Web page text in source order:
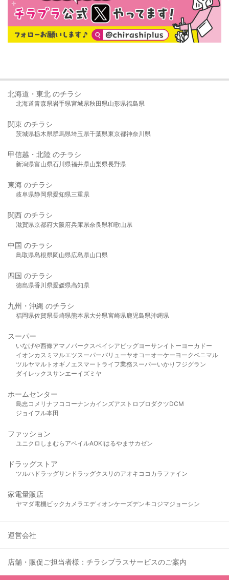
北海道・東北 のチラシ
北海道青森県岩手県宮城県秋田県山形県福島県
関東 のチラシ
茨城県栃木県群馬県埼玉県千葉県東京都神奈川県
甲信越・北陸 のチラシ
新潟県富山県石川県福井県山梨県長野県
東海 のチラシ
岐阜県静岡県愛知県三重県
関西 のチラシ
滋賀県京都府大阪府兵庫県奈良県和歌山県
中国 のチラシ
鳥取県島根県岡山県広島県山口県
四国 のチラシ
徳島県香川県愛媛県高知県
九州・沖縄 のチラシ
福岡県佐賀県長崎県熊本県大分県宮崎県鹿児島県沖縄県
スーパー
いなげや西條アマノパークスベイシア ビッグヨーサンイトーヨーカドー
イオンカスミ マルエツスーパーバリューヤオコーオーケー ヨークベニマル
ツルヤマルト オギノ エスマート ライフ業務スーパーいかり フジグラン
ダイレックスサンエーイズミヤ
ホームセンター
島忠 コメリ ナフコ コーナンカインズアストロプロダクツDCM
ジョイフル本田
ファッション
ユニクロ しまむら アベイルAOKIはるやま サカゼン
ドラッグストア
ツルハドラッグサンドラッグクスリのアオキ ココカラファイン
家電量販店
ヤマダ電機ビックカメラ エディオンケーズデンキ コジマジョーシン
運営会社
店舗・販促ご担当者様：チラシプラスサービスのご案内